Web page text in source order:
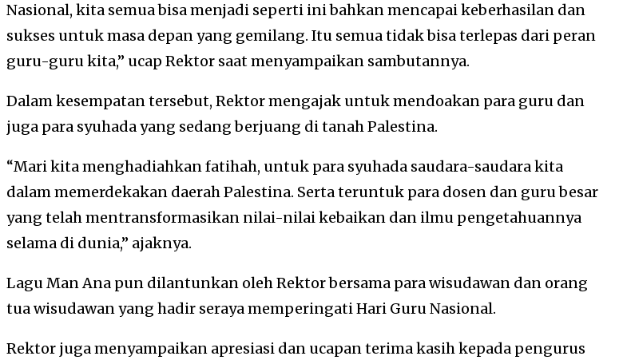
Nasional, kita semua bisa menjadi seperti ini bahkan mencapai keberhasilan dan
sukses untuk masa depan yang gemilang. Itu semua tidak bisa terlepas dari peran
guru-guru kita,” ucap Rektor saat menyampaikan sambutannya.
Dalam kesempatan tersebut, Rektor mengajak untuk mendoakan para guru dan
juga para syuhada yang sedang berjuang di tanah Palestina.
“Mari kita menghadiahkan fatihah, untuk para syuhada saudara-saudara kita
dalam memerdekakan daerah Palestina. Serta teruntuk para dosen dan guru besar
yang telah mentransformasikan nilai-nilai kebaikan dan ilmu pengetahuannya
selama di dunia,” ajaknya.
Lagu Man Ana pun dilantunkan oleh Rektor bersama para wisudawan dan orang
tua wisudawan yang hadir seraya memperingati Hari Guru Nasional.
Rektor juga menyampaikan apresiasi dan ucapan terima kasih kepada pengurus